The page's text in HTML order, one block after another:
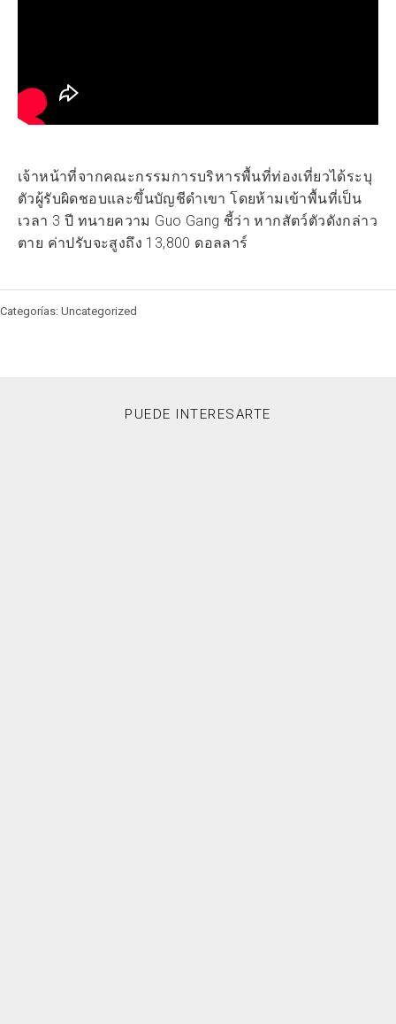
เจ้าหน้าที่จากคณะกรรมการบริหารพื้นที่ท่องเที่ยวได้ระบุ
ตัวผู้รับผิดชอบและขึ้นบัญชีดำเขา โดยห้ามเข้าพื้นที่เป็น
เวลา 3 ปี ทนายความ Guo Gang ชี้ว่า หากสัตว์ตัวดังกล่าว
ตาย ค่าปรับจะสูงถึง 13,800 ดอลลาร์
Categorías: Uncategorized
PUEDE INTERESARTE